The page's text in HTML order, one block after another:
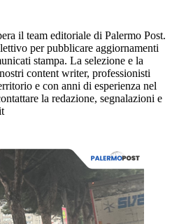
il team editoriale di Palermo Post.
per pubblicare aggiornamenti
stampa. La selezione e la
content writer, professionisti
e con anni di esperienza nel
la redazione, segnalazioni e